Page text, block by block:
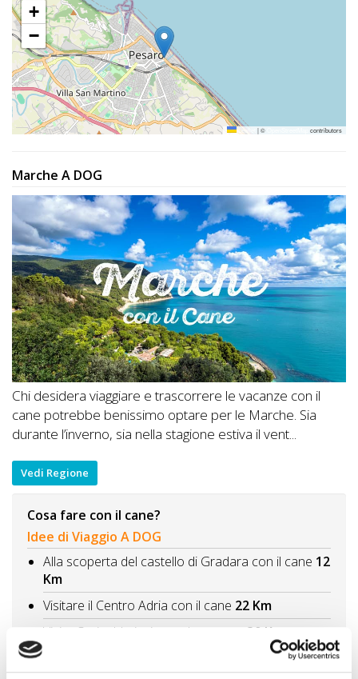
+
−
Leaflet |© contributors
Marche A DOG
Chi desidera viaggiare e trascorrere le vacanze con il
cane potrebbe benissimo optare per le Marche. Sia
durante l’inverno, sia nella stagione estiva il vent...
Vedi Regione
Cosa fare con il cane?
Idee di Viaggio A DOG
Alla scoperta del castello di Gradara con il cane 12
Km
Visitare il Centro Adria con il cane 22 Km
Visita Corinaldo insieme al tuo cane
30 Km
30 Km